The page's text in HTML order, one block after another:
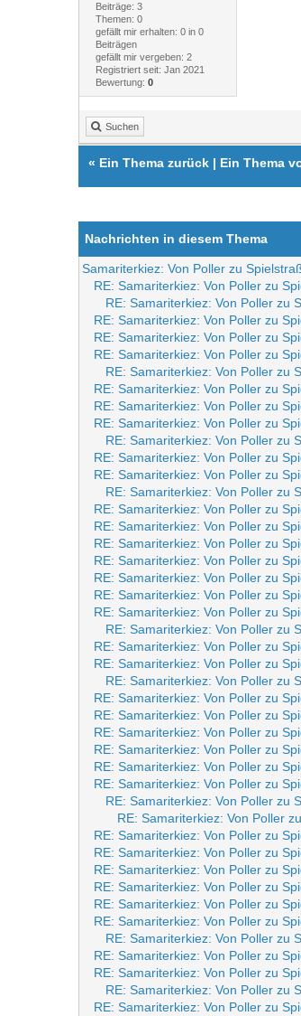
Beiträge: 3
Themen: 0
gefällt mir erhalten: 0 in 0
Beiträgen
gefällt mir vergeben: 2
Registriert seit: Jan 2021
Bewertung: 0
Suchen
« Ein Thema zurück | Ein Thema
Nachrichten in diesem Thema
Samariterkiez: Von Poller zu
RE: Samariterkiez: Von Poller zu
RE: Samariterkiez: Von Poller zu
RE: Samariterkiez: Von Poller zu
RE: Samariterkiez: Von Poller zu
RE: Samariterkiez: Von Poller zu
RE: Samariterkiez: Von Poller zu
RE: Samariterkiez: Von Poller zu
RE: Samariterkiez: Von Poller zu
RE: Samariterkiez: Von Poller zu
RE: Samariterkiez: Von Poller zu
RE: Samariterkiez: Von Poller zu
RE: Samariterkiez: Von Poller zu
RE: Samariterkiez: Von Poller zu
RE: Samariterkiez: Von Poller zu
RE: Samariterkiez: Von Poller zu
RE: Samariterkiez: Von Poller zu
RE: Samariterkiez: Von Poller zu
RE: Samariterkiez: Von Poller zu
RE: Samariterkiez: Von Poller zu
RE: Samariterkiez: Von Poller zu
RE: Samariterkiez: Von Poller zu
RE: Samariterkiez: Von Poller zu
RE: Samariterkiez: Von Poller zu
RE: Samariterkiez: Von Poller zu
RE: Samariterkiez: Von Poller zu
RE: Samariterkiez: Von Poller zu
RE: Samariterkiez: Von Poller zu
RE: Samariterkiez: Von Poller zu
RE: Samariterkiez: Von Poller zu
RE: Samariterkiez: Von Poller zu
RE: Samariterkiez: Von Poller zu
RE: Samariterkiez: Von Poller
RE: Samariterkiez: Von Poller zu
RE: Samariterkiez: Von Poller zu
RE: Samariterkiez: Von Poller zu
RE: Samariterkiez: Von Poller zu
RE: Samariterkiez: Von Poller zu
RE: Samariterkiez: Von Poller zu
RE: Samariterkiez: Von Poller zu
RE: Samariterkiez: Von Poller zu
RE: Samariterkiez: Von Poller zu
RE: Samariterkiez: Von Poller zu
RE: Samariterkiez: Von Poller zu